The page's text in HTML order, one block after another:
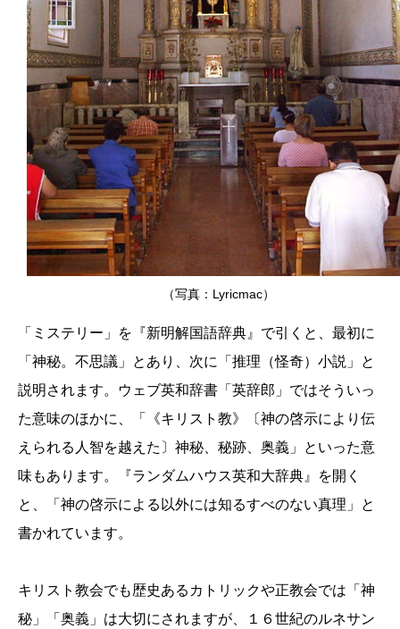
（写真：Lyricmac）
「ミステリー」を『新明解国語辞典』で引くと、最初に
「神秘。不思議」とあり、次に「推理（怪奇）小説」と
説明されます。ウェブ英和辞書「英辞郎」ではそういっ
た意味のほかに、「《キリスト教》〔神の啓示により伝
えられる人智を越えた〕神秘、秘跡、奥義」といった意
味もあります。『ランダムハウス英和大辞典』を開く
と、「神の啓示による以外には知るすべのない真理」と
書かれています。
キリスト教会でも歴史あるカトリックや正教会では「神
秘」「奥義」は大切にされますが、１６世紀のルネサン